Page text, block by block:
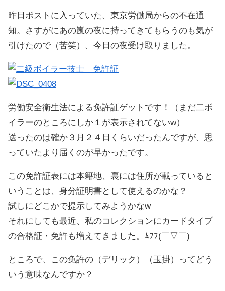
昨日ポストに入っていた、東京労働局からの不在通
知。さすがにあの嵐の夜に持ってきてもらうのも気が
引けたので（苦笑）、今日の夜受け取りました。
労働安全衛生法による免許証ゲットです！（まだ二ボ
イラーのところにしか１が表示されてないw）
送ったのは確か３月２４日くらいだったんですが、思
っていたより届くのが早かったです。
この免許証表には本籍地、裏には住所が載っていると
いうことは、身分証明書として使えるのかな？
試しにどこかで提示してみようかなw
それにしても最近、私のコレクションにカードタイプ
の合格証・免許も増えてきました。ﾑﾌﾌ(￣▽￣)
ところで、この免許の（デリック）（玉掛）ってどう
いう意味なんですか？